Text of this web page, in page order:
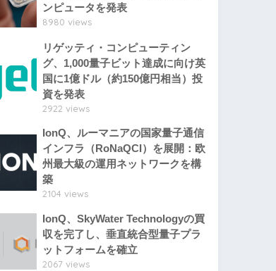
ンピュータを発表
8980 views
リゲッティ・コンピューティン
グ、1,000量子ビット達成に向け英
国に1億ドル（約150億円相当）投
資を発表
2922 views
IonQ、ルーマニアの国家量子通信
インフラ（RoNaQCI）を展開：欧
州最大級の運用ネットワークを構
築
2104 views
IonQ、SkyWater Technologyの買
収を完了し、垂直統合型量子プラ
ットフォームを確立
2067 views